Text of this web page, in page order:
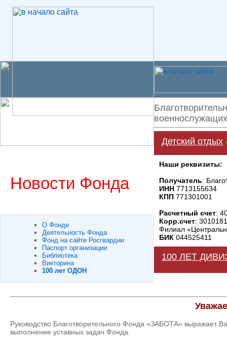
Детский отдых
Новости Фонда
О Фонде
Деятельность Фонда
Фонд на сайте Росгвардии
Паспорт организации
Библиотека
Викторина
100 лет ОДОН
Наши реквизиты:
Получатель:
ИНН 7713155634
КПП 771301001
Расчетный счет:
Корр.счет:
Филиал
БИК 044525411
100 ЛЕТ
Руководство Благотворительного Фонда «ЗАБОТА» выражает
выполнение уставных задач Фонда.